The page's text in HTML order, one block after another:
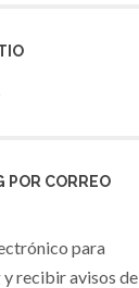
POR CORREO
para
recibir avisos de